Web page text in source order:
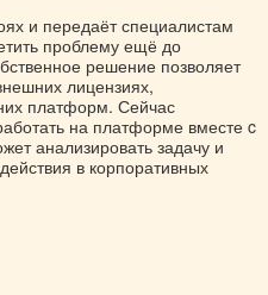
и передаёт специалистам
проблему ещё до
решение позволяет
лицензиях,
платформ. Сейчас
на платформе вместе c
анализировать задачу и
в корпоративных